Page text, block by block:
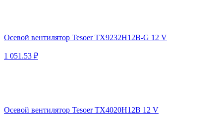
Осевой вентилятор Tesoer TX9232H12B-G 12 V
1 051.53 ₽
Осевой вентилятор Tesoer TX4020H12B 12 V